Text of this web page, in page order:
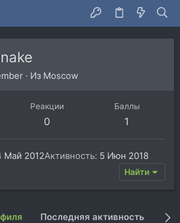
· Из Moscow
Реакции
0
Баллы
1
Май 2012Активность 5 Июн 2018
Найти
Последняя активность